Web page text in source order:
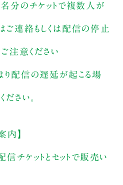
分のチケットで複数人が
ご連絡もしくは配信の停止
ご注意ください
り配信の遅延が起こる場
ださい。
内】
信チケットとセットで販売い